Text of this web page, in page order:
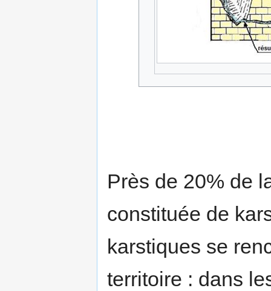
Près de 20% de
constituée de
karstiques se
territoire : dans